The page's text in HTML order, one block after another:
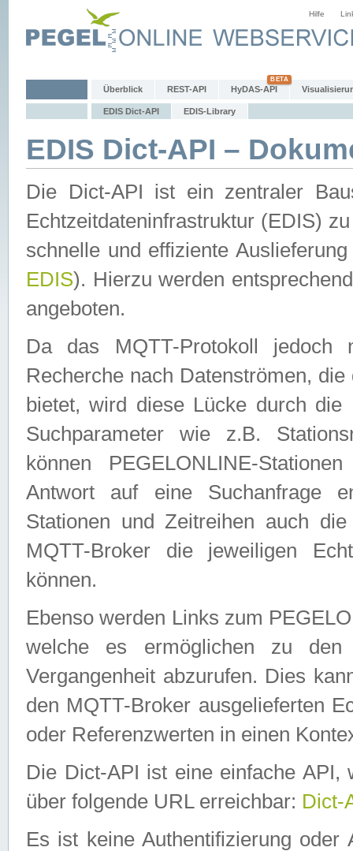
Hilfe
Überblick REST-API HyDAS-API
EDIS Dict-API EDIS-Library
EDIS Dict-API –
Die Dict-API ist ein zentraler
Echtzeitdateninfrastruktur (EDIS)
schnelle und effiziente
EDIS). Hierzu werden
angeboten.
Da das MQTT-Protokoll jedoch
Recherche nach Datenströmen,
bietet, wird diese Lücke durch die
Suchparameter wie z.B.
können PEGELONLINE-
Antwort auf eine Suchanfrage
Stationen und Zeitreihen auch
MQTT-Broker die jeweiligen
können.
Ebenso werden Links zum
welche es ermöglichen zu den
Vergangenheit abzurufen. Dies
den MQTT-Broker ausgelieferten
oder Referenzwerten in einen
Die Dict-API ist eine einfache API,
über folgende URL erreichbar: Dict-
Es ist keine Authentifizierung